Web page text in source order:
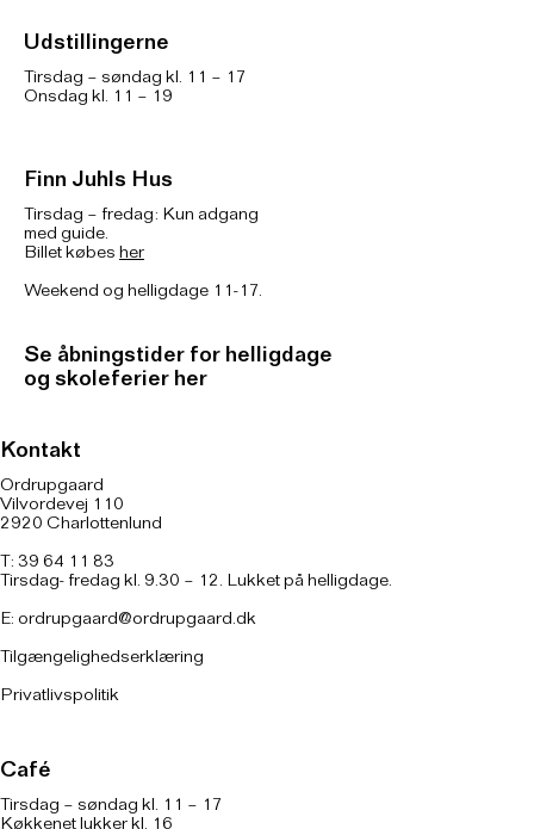
Udstillingerne
Tirsdag – søndag kl. 11 – 17
Onsdag kl. 11 – 19
Finn Juhls Hus
Tirsdag – fredag: Kun adgang
med guide.
Billet købes her
Weekend og helligdage 11-17.
Se åbningstider for helligdage
og skoleferier her
Kontakt
Ordrupgaard
Vilvordevej 110
2920 Charlottenlund
T: 39 64 11 83
Tirsdag- fredag kl. 9.30 – 12. Lukket på helligdage.
E: ordrupgaard@ordrupgaard.dk
Tilgængelighedserklæring
Privatlivspolitik
Café
Tirsdag – søndag kl. 11 – 17